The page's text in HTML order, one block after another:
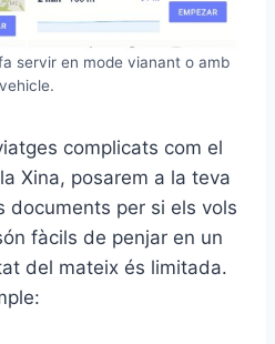
servir en mode vianant o amb
vehicle.
complicats com el
Xina, posarem a la teva
documents per si els vols
fàcils de penjar en un
del mateix és limitada.